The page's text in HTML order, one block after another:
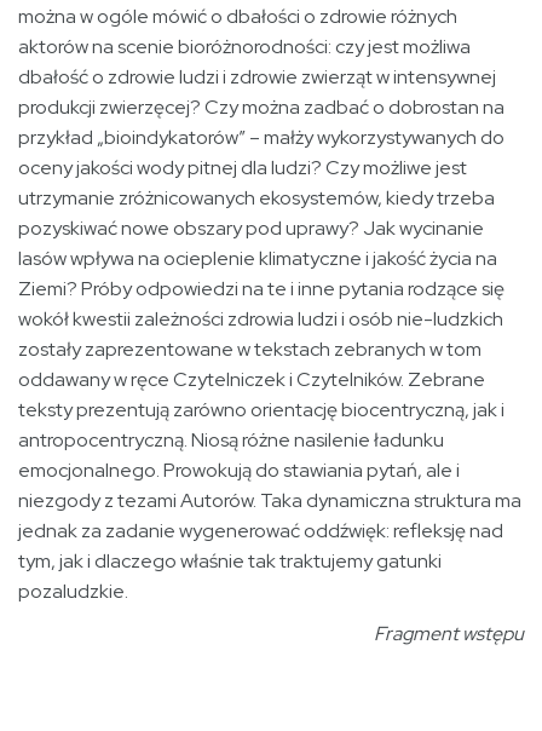
można w ogóle mówić o dbałości o zdrowie różnych
aktorów na scenie bioróżnorodności: czy jest możliwa
dbałość o zdrowie ludzi i zdrowie zwierząt w intensywnej
produkcji zwierzęcej? Czy można zadbać o dobrostan na
przykład „bioindykatorów” – małży wykorzystywanych do
oceny jakości wody pitnej dla ludzi? Czy możliwe jest
utrzymanie zróżnicowanych ekosystemów, kiedy trzeba
pozyskiwać nowe obszary pod uprawy? Jak wycinanie
lasów wpływa na ocieplenie klimatyczne i jakość życia na
Ziemi? Próby odpowiedzi na te i inne pytania rodzące się
wokół kwestii zależności zdrowia ludzi i osób nie-ludzkich
zostały zaprezentowane w tekstach zebranych w tom
oddawany w ręce Czytelniczek i Czytelników. Zebrane
teksty prezentują zarówno orientację biocentryczną, jak i
antropocentryczną. Niosą różne nasilenie ładunku
emocjonalnego. Prowokują do stawiania pytań, ale i
niezgody z tezami Autorów. Taka dynamiczna struktura ma
jednak za zadanie wygenerować oddźwięk: refleksję nad
tym, jak i dlaczego właśnie tak traktujemy gatunki
pozaludzkie.
Fragment wstępu